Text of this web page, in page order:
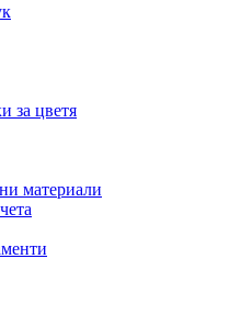
за цветя
материали